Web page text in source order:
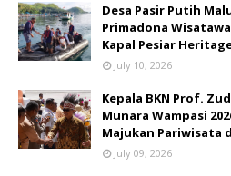
​Desa Pasir Putih
Primadona
Kapal Pesiar
July 10, 2026
Kepala BKN Prof.
Munara Wampasi
Majukan Pariwisata
July 09, 2026